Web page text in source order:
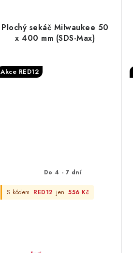
Plochý sekáč Milwaukee 50
x 400 mm (SDS-Max)
Akce RED12
Do 4 - 7 dní
S kódem RED12 jen 556 Kč